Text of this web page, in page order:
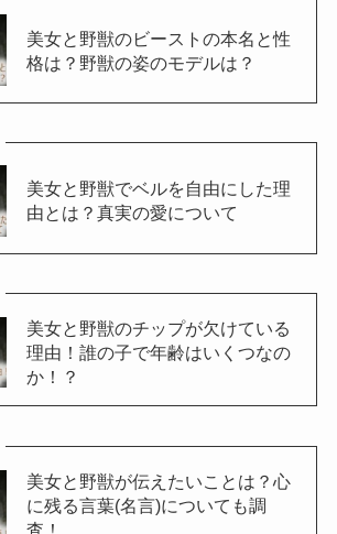
美女と野獣のビーストの本名と性
格は？野獣の姿のモデルは？
美女と野獣でベルを自由にした理
由とは？真実の愛について
美女と野獣のチップが欠けている
理由！誰の子で年齢はいくつなの
か！？
美女と野獣が伝えたいことは？心
に残る言葉(名言)についても調
査！